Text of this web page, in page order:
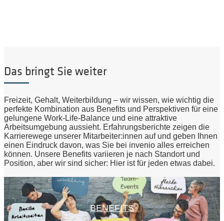
Das bringt Sie weiter
Freizeit, Gehalt, Weiterbildung – wir wissen, wie wichtig die
perfekte Kombination aus Benefits und Perspektiven für eine
gelungene Work-Life-Balance und eine attraktive
Arbeitsumgebung aussieht. Erfahrungsberichte zeigen die
Karrierewege unserer Mitarbeiter:innen auf und geben Ihnen
einen Eindruck davon, was Sie bei invenio alles erreichen
können. Unsere Benefits variieren je nach Standort und
Position, aber wir sind sicher: Hier ist für jeden etwas dabei.
BENEFITS